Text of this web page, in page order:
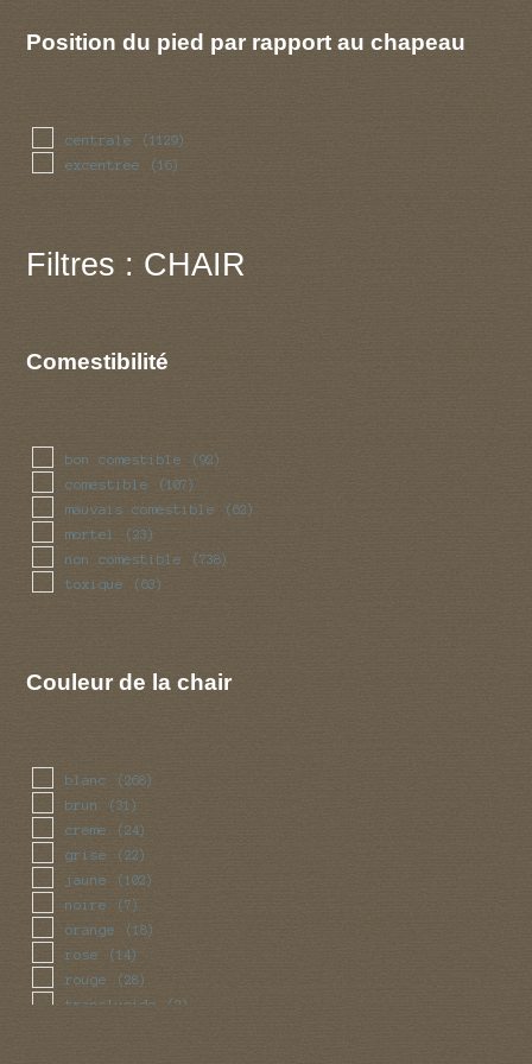
Position du pied par rapport au chapeau
centrale (1129)
excentree (16)
Filtres : CHAIR
Comestibilité
bon comestible (92)
comestible (107)
mauvais comestible (62)
mortel (23)
non comestible (738)
toxique (63)
Couleur de la chair
blanc (268)
brun (31)
creme (24)
grise (22)
jaune (102)
noire (7)
orange (18)
rose (14)
rouge (28)
translucide (2)